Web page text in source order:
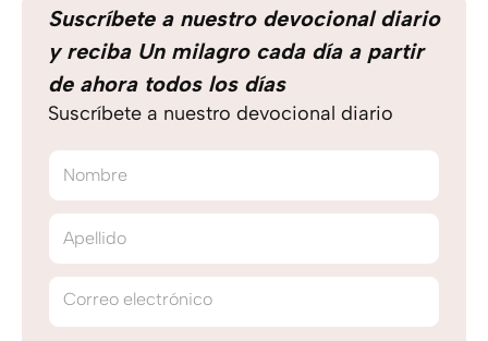
Suscríbete a nuestro devocional diario
y reciba Un milagro cada día a partir
de ahora todos los días
Suscríbete a nuestro devocional diario
Nombre
Apellido
Correo electrónico